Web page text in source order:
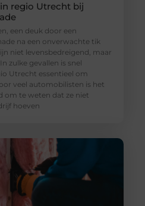
regio Utrecht bij
een deuk door een
na een onverwachte tik
niet levensbedreigend, maar
zulke gevallen is snel
Utrecht essentieel om
veel automobilisten is het
om te weten dat ze niet
hoeven